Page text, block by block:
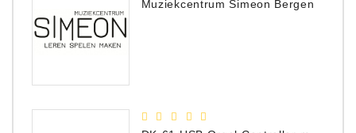
Muziekcentrum Simeon Bergen